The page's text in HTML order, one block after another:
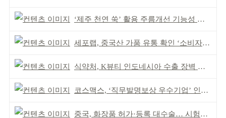
‘제주 천연 쑥’ 활용 주름개선 기능성 식약처 심사 통과
세포랩, 중국산 가품 유통 확인 ‘소비자 주의’ 당부
식약처, K뷰티 인도네시아 수출 장벽 완화 성과
코스맥스, ‘직무발명보상 우수기업’ 인증 획득 IP 경영 강화
중국, 화장품 허가·등록 대수술… 시험자료 공용 허용